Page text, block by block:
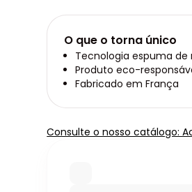
O que o torna único
Tecnologia espuma de
Produto eco-
Fabricado em França
Consulte o nosso catálogo: